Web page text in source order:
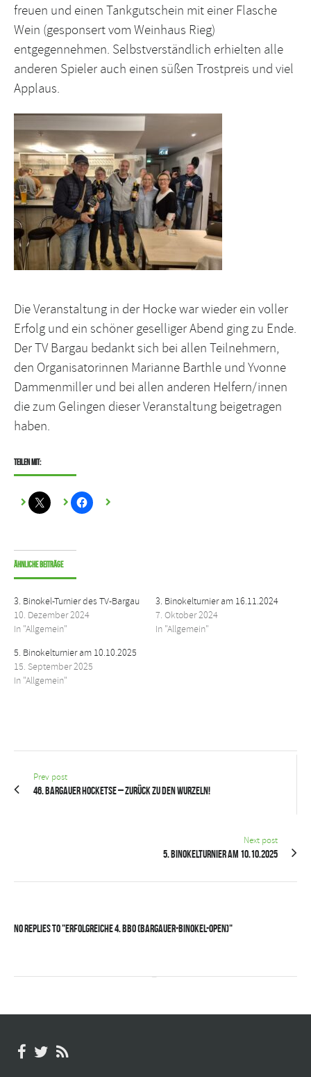
freuen und einen Tankgutschein mit einer Flasche
Wein (gesponsert vom Weinhaus Rieg)
entgegennehmen. Selbstverständlich erhielten alle
anderen Spieler auch einen süßen Trostpreis und viel
Applaus.
Die Veranstaltung in der Hocke war wieder ein voller
Erfolg und ein schöner geselliger Abend ging zu Ende.
Der TV Bargau bedankt sich bei allen Teilnehmern,
den Organisatorinnen Marianne Barthle und Yvonne
Dammenmiller und bei allen anderen Helfern/innen
die zum Gelingen dieser Veranstaltung beigetragen
haben.
Teilen mit:
Ähnliche Beiträge
3. Binokel-Turnier des TV-Bargau
10. Dezember 2024
In "Allgemein"
3. Binokelturnier am 16.11.2024
7. Oktober 2024
In "Allgemein"
5. Binokelturnier am 10.10.2025
15. September 2025
In "Allgemein"
Prev post
46. Bargauer Hocketse – Zurück zu den Wurzeln!
Next post
5. Binokelturnier am 10.10.2025
No Replies to "Erfolgreiche 4. BBO (Bargauer-Binokel-Open)"